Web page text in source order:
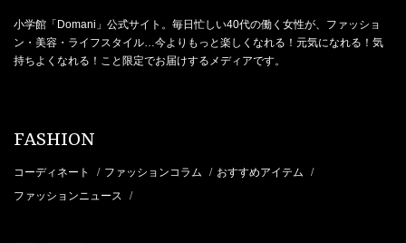
小学館「Domani」公式サイト。毎日忙しい40代の働く女性が、ファッショ
ン・美容・ライフスタイル…今よりもっと楽しくなれる！元気になれる！気
持ちよくなれる！こと限定でお届けするメディアです。
FASHION
コーディネート / ファッションコラム / おすすめアイテム /
ファッションニュース /